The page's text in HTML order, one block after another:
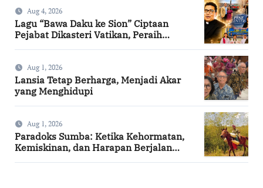
Aug 4, 2026
Lagu “Bawa Daku ke Sion” Ciptaan
Pejabat Dikasteri Vatikan, Peraih
Aug 1, 2026
Lansia Tetap Berharga, Menjadi Akar
yang Menghidupi
Aug 1, 2026
Paradoks Sumba: Ketika Kehormatan,
Kemiskinan, dan Harapan Berjalan